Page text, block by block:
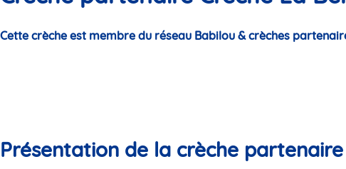
Cette crèche est membre du réseau Babilou & crèches
Présentation de la crèche partenaire